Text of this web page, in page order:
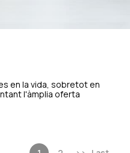
en la vida, sobretot en
l'àmplia oferta